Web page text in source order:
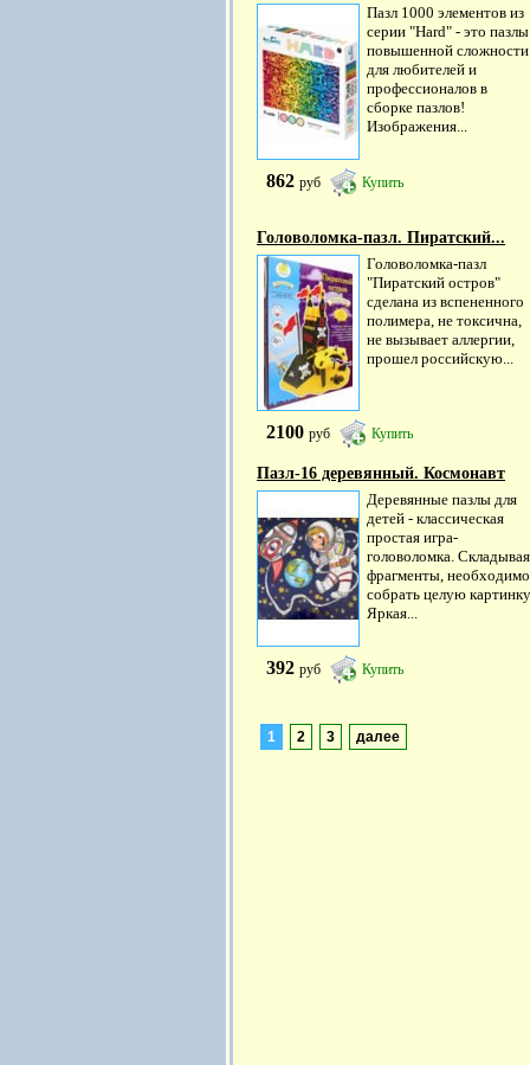
Пазл 1000 элементов из
серии "Hard" - это пазлы
повышенной сложности
для любителей и
профессионалов в
сборке пазлов!
Изображения...
862 руб Купить
Головоломка-пазл. Пиратский...
Головоломка-пазл
"Пиратский остров"
сделана из вспененного
полимера, не токсична,
не вызывает аллергии,
прошел российскую...
2100 руб Купить
Пазл-16 деревянный. Космонавт
Деревянные пазлы для
детей - классическая
простая игра-
головоломка. Складывая
фрагменты, необходимо
собрать целую
Яркая...
392 руб Купить
1 2 3 далее